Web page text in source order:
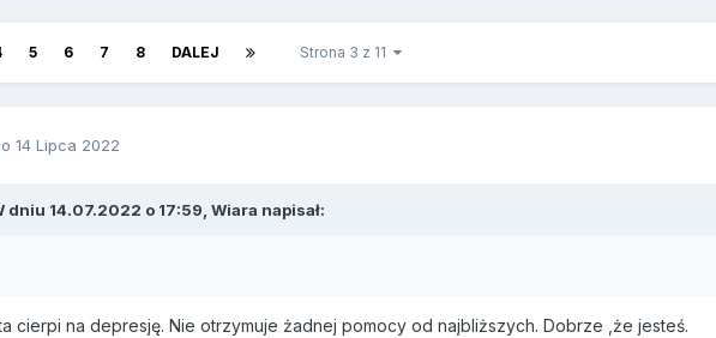
5 6 7 8 DALEJ Strona 3 z 11
14 Lipca 2022
dniu 14.07.2022 o 17:59, Wiara napisał:
cierpi na depresję. Nie otrzymuje żadnej pomocy od najbliższych. Dobrze ,że jesteś.